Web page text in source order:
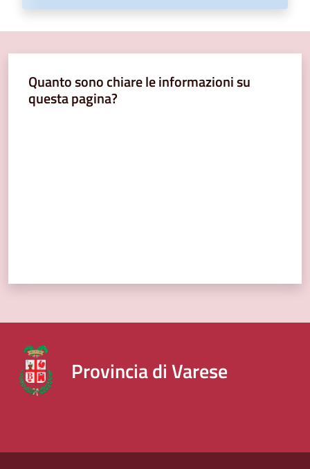
Quanto sono chiare le informazioni su
questa pagina?
Provincia di Varese